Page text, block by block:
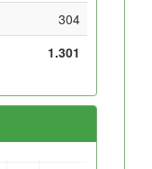
304
1.301